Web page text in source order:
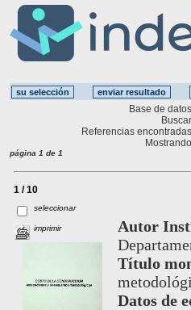
Base de
Referencias
página 1 de 1
1 / 10
seleccionar
imprimir Autor
Título
Datos de